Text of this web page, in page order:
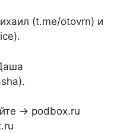
(t.me/otovrn) и
→ podbox.ru